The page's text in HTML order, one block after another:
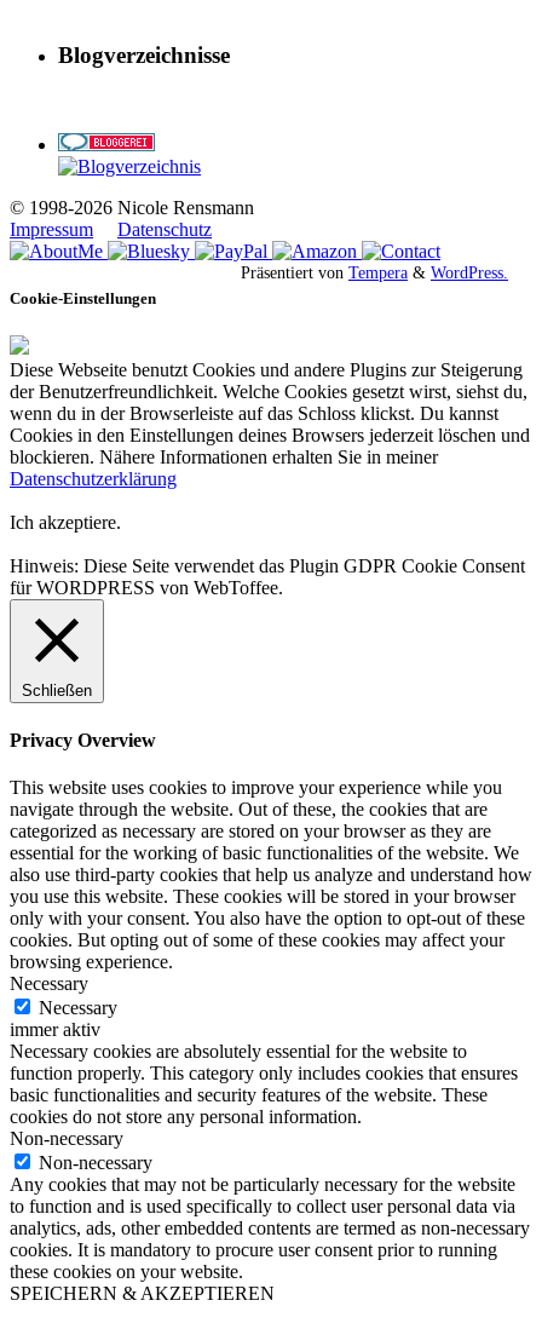
Blogverzeichnisse
© 1998-2026 Nicole Rensmann
Impressum
Datenschutz
Präsentiert von Tempera & WordPress.
Cookie-Einstellungen
Diese Webseite benutzt Cookies und andere Plugins zur Steigerung
der Benutzerfreundlichkeit. Welche Cookies gesetzt wirst, siehst du,
wenn du in der Browserleiste auf das Schloss klickst. Du kannst
Cookies in den Einstellungen deines Browsers jederzeit löschen und
blockieren. Nähere Informationen erhalten Sie in meiner
Datenschutzerklärung
Ich akzeptiere.
Hinweis: Diese Seite verwendet das Plugin GDPR Cookie Consent
für WORDPRESS von WebToffee.
Schließen
Privacy Overview
This website uses cookies to improve your experience while you
navigate through the website. Out of these, the cookies that are
categorized as necessary are stored on your browser as they are
essential for the working of basic functionalities of the website. We
also use third-party cookies that help us analyze and understand how
you use this website. These cookies will be stored in your browser
only with your consent. You also have the option to opt-out of these
cookies. But opting out of some of these cookies may affect your
browsing experience.
Necessary
Necessary
immer aktiv
Necessary cookies are absolutely essential for the website to
function properly. This category only includes cookies that ensures
basic functionalities and security features of the website. These
cookies do not store any personal information.
Non-necessary
Non-necessary
Any cookies that may not be particularly necessary for the website
to function and is used specifically to collect user personal data via
analytics, ads, other embedded contents are termed as non-necessary
cookies. It is mandatory to procure user consent prior to running
these cookies on your website.
SPEICHERN & AKZEPTIEREN